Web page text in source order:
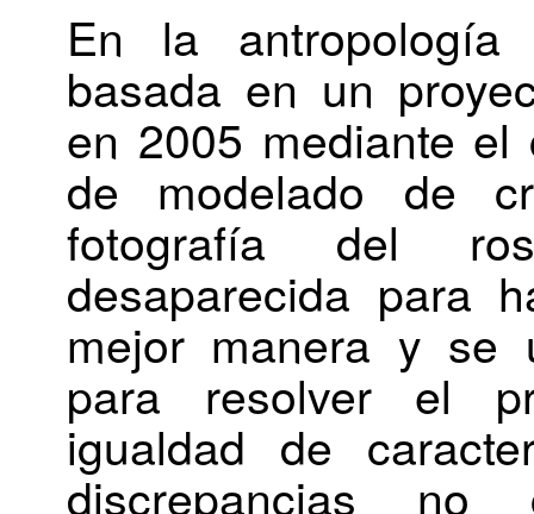
En la
basada en un
en 2005 mediante
de modelado de
fotografía del
desaparecida para
mejor manera y
para resolver el
igualdad de
discrepancias no